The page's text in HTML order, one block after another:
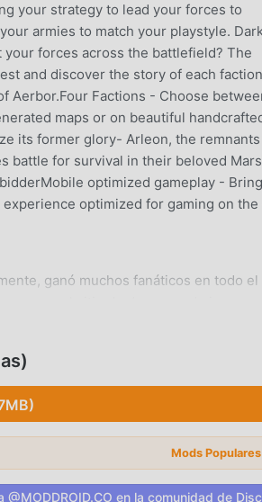
your strategy to lead your forces to
armies to match your playstyle.
forces across the battlefield? The
and discover the story of each
Aerbor.Four Factions - Choose
maps or on beautiful
its former glory- Arleon, the
battle for survival in their beloved
optimized gameplay -
optimized for gaming on the
ganó muchos fanáticos en todo el
moddroid no solo te brinda la última
la alegría que trae el juego en sí.
a los jugadores ninguna tarifa, y es
cliente moddroid, puede descargar e
Mods
@MODDROID.CO en la comunidad de